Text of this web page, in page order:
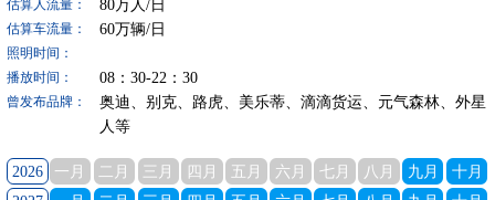
估算人流量： 80万人/日
估算车流量： 60万辆/日
照明时间：
播放时间：
08：30-22：30
曾发布品牌：
奥迪、别克、路虎、美乐蒂、滴滴货运、元气森林、外星
人等
2026 一月 二月 三月 四月 五月 六月 七月 八月 九月
十月